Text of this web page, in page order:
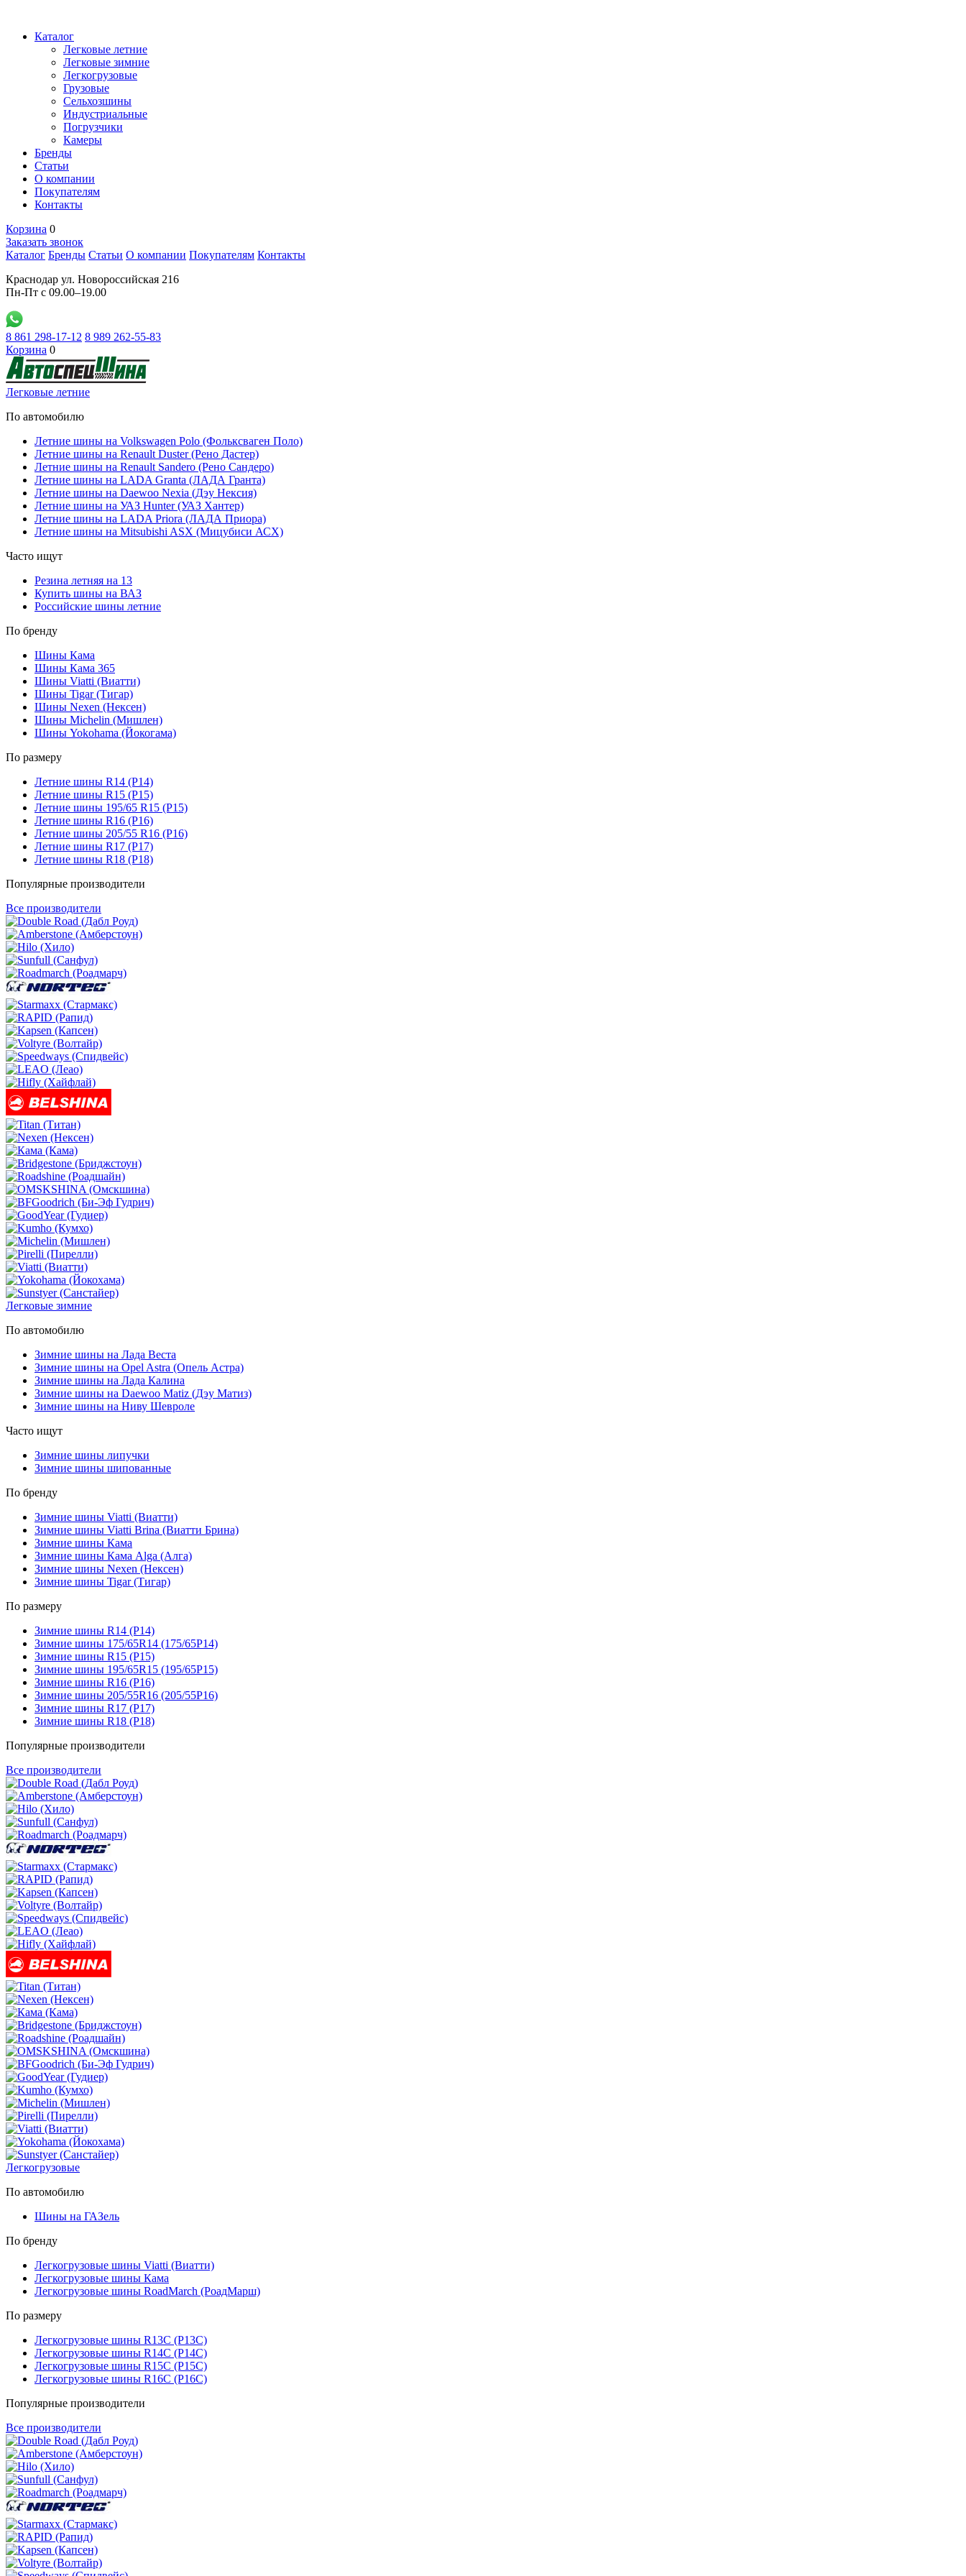
Каталог
Легковые летние
Легковые зимние
Легкогрузовые
Грузовые
Сельхозшины
Индустриальные
Погрузчики
Камеры
Бренды
Статьи
О компании
Покупателям
Контакты
Корзина 0
Заказать звонок
Каталог Бренды Статьи О компании Покупателям Контакты
Краснодар ул. Новороссийская 216
Пн-Пт с 09.00–19.00
8 861 298-17-12 8 989 262-55-83
Корзина 0
Легковые летние
По автомобилю
Летние шины на Volkswagen Polo (Фольксваген Поло)
Летние шины на Renault Duster (Рено Дастер)
Летние шины на Renault Sandero (Рено Сандеро)
Летние шины на LADA Granta (ЛАДА Гранта)
Летние шины на Daewoo Nexia (Дэу Нексия)
Летние шины на УАЗ Hunter (УАЗ Хантер)
Летние шины на LADA Priora (ЛАДА Приора)
Летние шины на Mitsubishi ASX (Мицубиси АСХ)
Часто ищут
Резина летняя на 13
Купить шины на ВАЗ
Российские шины летние
По бренду
Шины Кама
Шины Кама 365
Шины Viatti (Виатти)
Шины Tigar (Тигар)
Шины Nexen (Нексен)
Шины Michelin (Мишлен)
Шины Yokohama (Йокогама)
По размеру
Летние шины R14 (Р14)
Летние шины R15 (Р15)
Летние шины 195/65 R15 (Р15)
Летние шины R16 (Р16)
Летние шины 205/55 R16 (Р16)
Летние шины R17 (Р17)
Летние шины R18 (Р18)
Популярные производители
Все производители
Легковые зимние
По автомобилю
Зимние шины на Лада Веста
Зимние шины на Opel Astra (Опель Астра)
Зимние шины на Лада Калина
Зимние шины на Daewoo Matiz (Дэу Матиз)
Зимние шины на Ниву Шевроле
Часто ищут
Зимние шины липучки
Зимние шины шипованные
По бренду
Зимние шины Viatti (Виатти)
Зимние шины Viatti Brina (Виатти Брина)
Зимние шины Кама
Зимние шины Кама Alga (Алга)
Зимние шины Nexen (Нексен)
Зимние шины Tigar (Тигар)
По размеру
Зимние шины R14 (Р14)
Зимние шины 175/65R14 (175/65Р14)
Зимние шины R15 (Р15)
Зимние шины 195/65R15 (195/65Р15)
Зимние шины R16 (Р16)
Зимние шины 205/55R16 (205/55Р16)
Зимние шины R17 (Р17)
Зимние шины R18 (Р18)
Популярные производители
Все производители
Легкогрузовые
По автомобилю
Шины на ГАЗель
По бренду
Легкогрузовые шины Viatti (Виатти)
Легкогрузовые шины Кама
Легкогрузовые шины RoadMarch (РоадМарш)
По размеру
Легкогрузовые шины R13C (Р13С)
Легкогрузовые шины R14C (Р14С)
Легкогрузовые шины R15C (Р15С)
Легкогрузовые шины R16C (Р16С)
Популярные производители
Все производители